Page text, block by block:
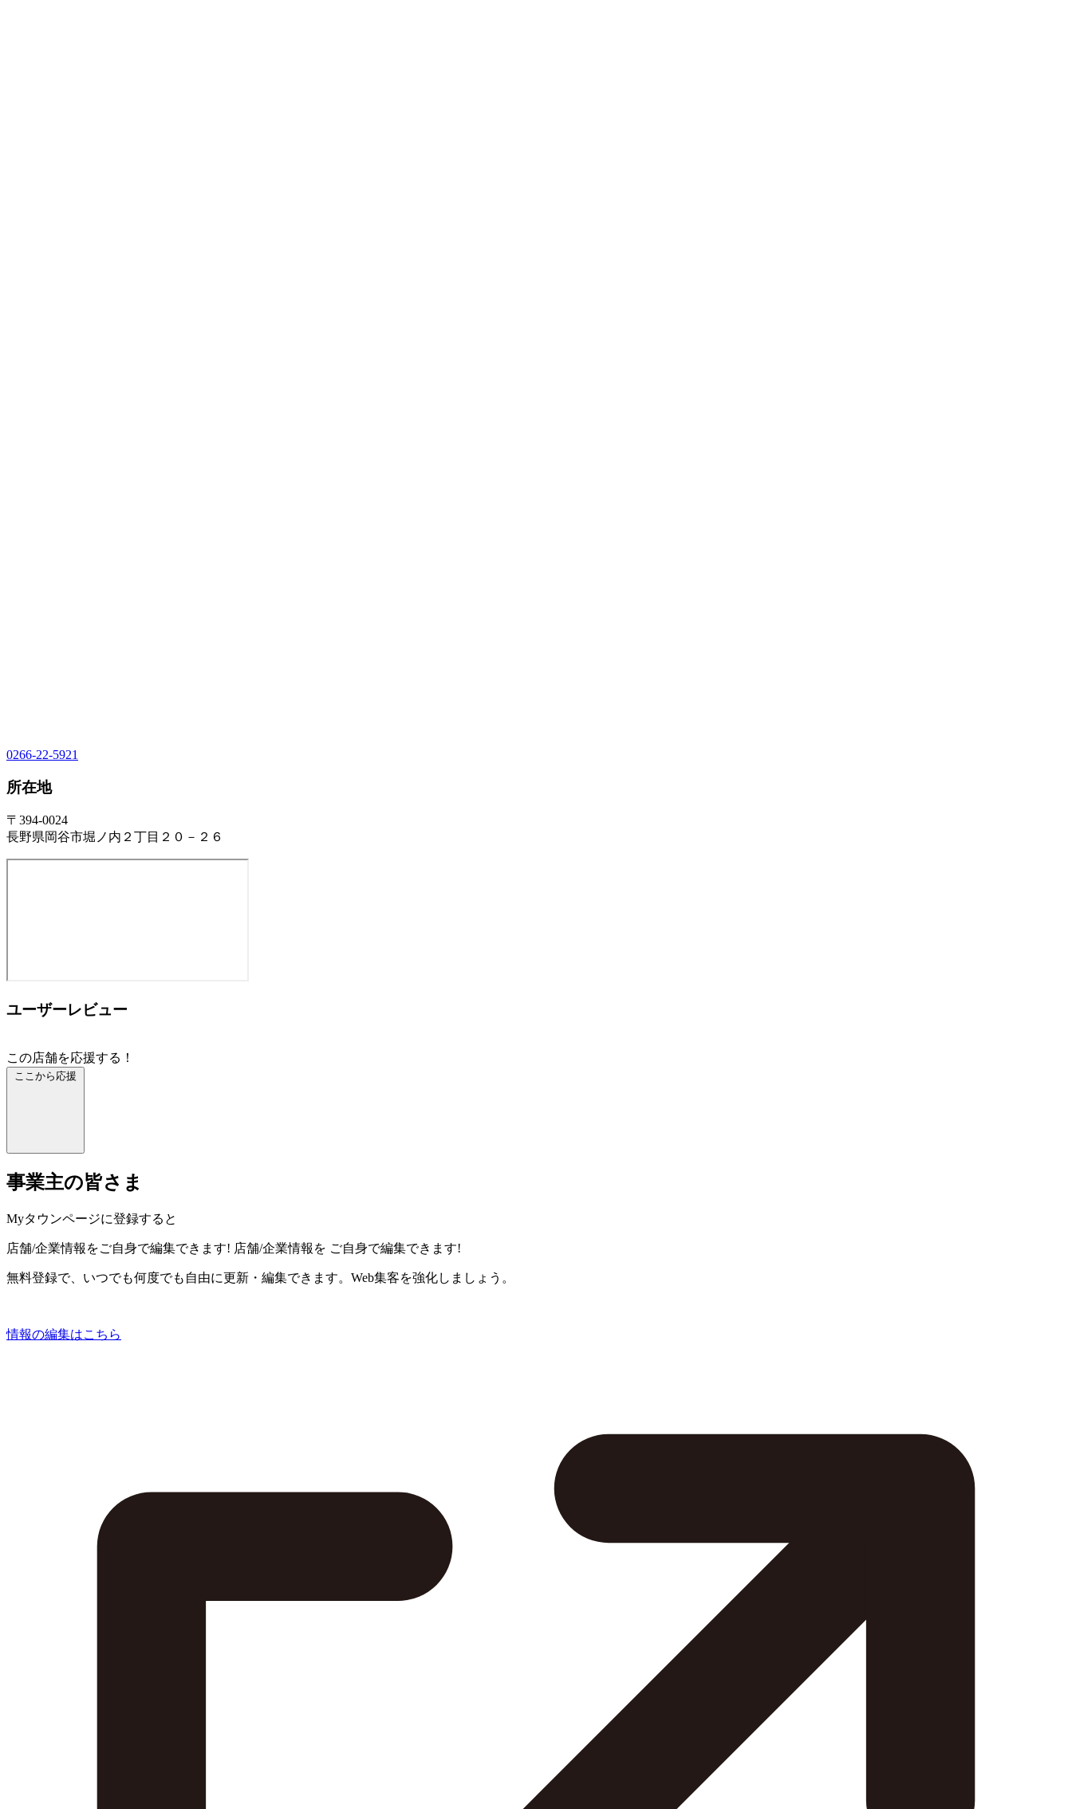
0266-22-5921
所在地
〒394-0024
長野県岡谷市堀ノ内２丁目２０－２６
ユーザーレビュー
この店舗を応援する！
ここから応援
事業主の皆さま
Myタウンページに登録すると
店舗/企業情報をご自身で編集できます! 店舗/企業情報を ご自身で編集できます!
無料登録で、いつでも何度でも自由に更新・編集できます。Web集客を強化しましょう。
情報の編集はこちら